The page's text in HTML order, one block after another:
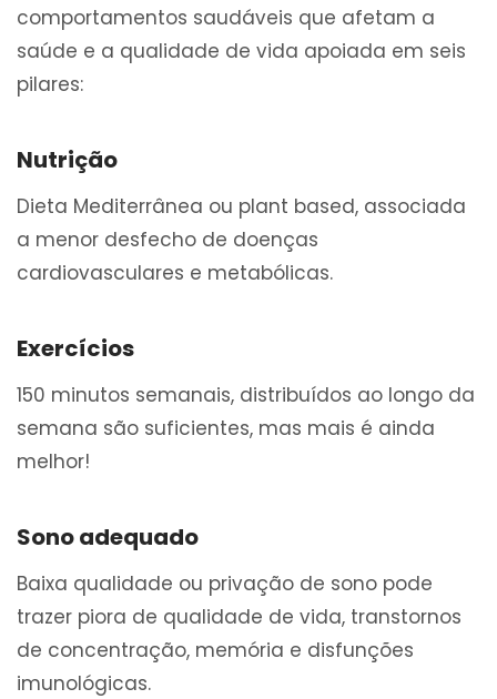
comportamentos saudáveis que afetam a
saúde e a qualidade de vida apoiada em seis
pilares:
Nutrição
Dieta Mediterrânea ou plant based, associada
a menor desfecho de doenças
cardiovasculares e metabólicas.
Exercícios
150 minutos semanais, distribuídos ao longo da
semana são suficientes, mas mais é ainda
melhor!
Sono adequado
Baixa qualidade ou privação de sono pode
trazer piora de qualidade de vida, transtornos
de concentração, memória e disfunções
imunológicas.